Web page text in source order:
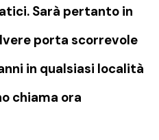
Sarà pertanto in
porta scorrevole
in qualsiasi località
chiama ora